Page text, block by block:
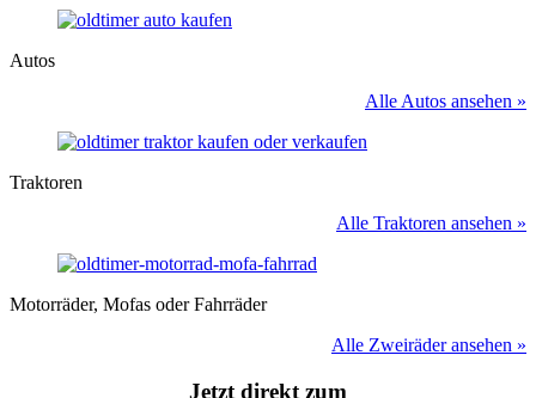
Autos
Alle Autos ansehen »
Traktoren
Alle Traktoren ansehen »
Motorräder, Mofas oder Fahrräder
Alle Zweiräder ansehen »
Jetzt direkt zum